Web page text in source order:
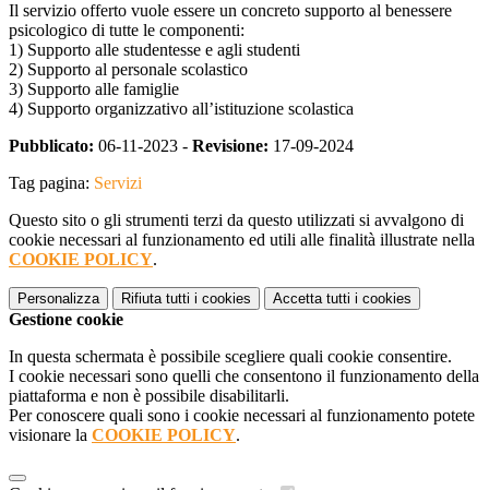
Il servizio offerto vuole essere un concreto supporto al benessere
psicologico di tutte le componenti:
1) Supporto alle studentesse e agli studenti
2) Supporto al personale scolastico
3) Supporto alle famiglie
4) Supporto organizzativo all’istituzione scolastica
Pubblicato: 06-11-2023 - Revisione: 17-09-2024
Tag pagina: Servizi
Questo sito o gli strumenti terzi da questo utilizzati si avvalgono di
cookie necessari al funzionamento ed utili alle finalità illustrate nella
COOKIE POLICY.
Personalizza Rifiuta tutti i cookies Accetta tutti i cookies
Gestione cookie
In questa schermata è possibile scegliere quali cookie consentire.
I cookie necessari sono quelli che consentono il funzionamento della
piattaforma e non è possibile disabilitarli.
Per conoscere quali sono i cookie necessari al funzionamento potete
visionare la COOKIE POLICY.